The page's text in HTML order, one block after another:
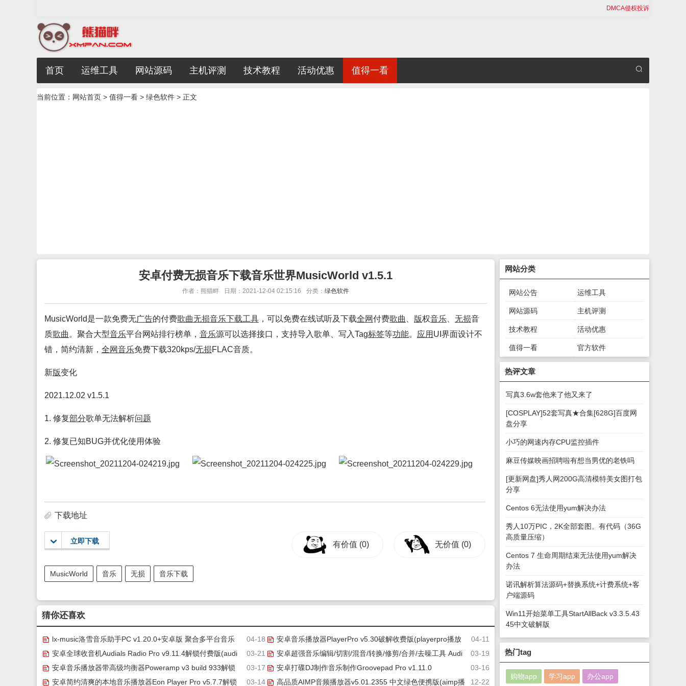
DMCA侵权投诉
首页 运维工具 网站源码 主机评测 技术教程 活动优惠 值得一看
当前位置： 网站首页 > 值得一看 > 绿色软件 > 正文
安卓付费无损音乐下载音乐世界MusicWorld v1.5.1
作者：熊猫畔 日期：2021-12-04 02:15:16 分类：绿色软件
MusicWorld是一款免费无广告的付费歌曲无损音乐下载工具 ，可以免费在线试听及下载全网付费歌曲 版权音乐 无损音
质歌曲 。聚合大型音乐平台网站排行榜单， 音乐源可以选择接口，支持导入歌单、写入Tag标签等功能。 应用 UI界面设计不
错，简约清新， 全网音乐免费下载320kps/无损FLAC音质。
新版变化
2021.12.02 v1.5.1
1. 修复部分歌单无法解析问题
2. 修复已知BUG并优化使用体验
下载地址
立即下载 有价值 (0) 无价值 (0)
MusicWorld 音乐 无损 音乐下载
猜你还喜欢
04-18
lx-music洛雪音乐助手PC v1.20.0+安卓版 聚合多平台音乐
播放器(免费听全网音乐无损下载)
04-11
安卓音乐播放器PlayerPro v5.30破解收费版(playerpro播放
器最新版下载)
03-21
安卓全球收音机Audials Radio Pro v9.11.4解锁付费版(audi
als radio pro安卓版)
03-19
安卓超强音乐编辑/切割/混音/转换/修剪/合并/去噪工具 Audi
oLab Pro v1.2.8
03-17
安卓音乐播放器带高级均衡器Poweramp v3 build 933解锁
破解高级功能完整版(poweramp永久破解版)
03-16
安卓打碟DJ制作音乐制作Groovepad Pro v1.11.0
03-14
安卓简约清爽的本地音乐播放器Eon Player Pro v5.7.7解锁 12-22
高品质AIMP音频播放器v5.01.2355 中文绿色便携版(aimp播
网站分类
网站公告 运维工具
网站源码 主机评测
技术教程 活动优惠
值得一看
绿色软件
官方软件
热评文章
写真3.6w套他来了他又来了
[COSPLAY]52套写真★合集[628G]百度网
盘分享
小巧的网速内存CPU监控插件
麻豆传媒映画招聘啦有想当男优的老铁吗
[更新网盘]秀人网200G高清模特美女图打包
分享
Centos 6无法使用yum解决办法
秀人10万PIC，2K全部套图。有代码（36G
高质量压缩）
Centos 7 生命周期结束无法使用yum解决
办法
诺讯解析算法源码+替换系统+计费系统+客
户端源码
Win11开始菜单工具StartAllBack v3.3.5.43
45中文破解版
热门tag
购物app 学习app 办公app